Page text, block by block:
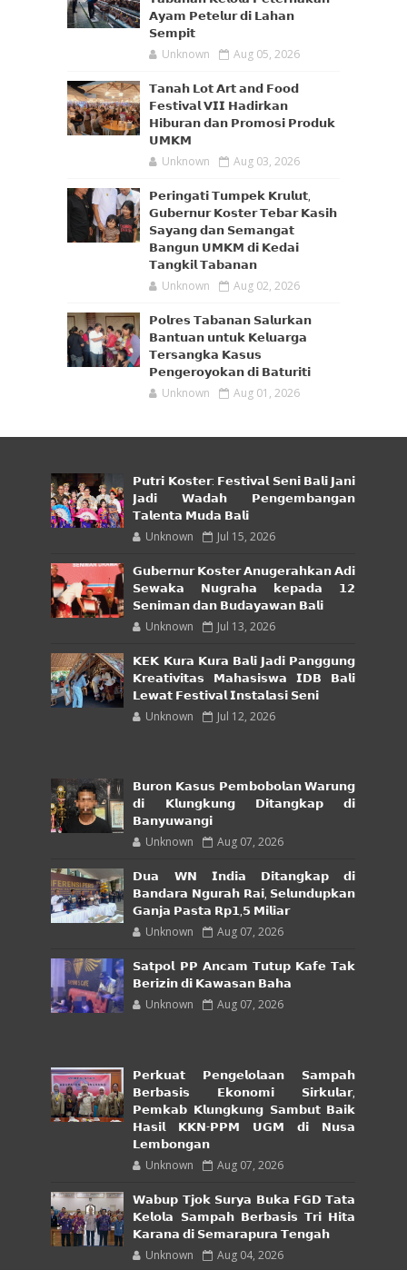
𝗔𝘆𝗮𝗺 𝗣𝗲𝘁𝗲𝗹𝘂𝗿 𝗱𝗶 𝗟𝗮𝗵𝗮𝗻
𝗦𝗲𝗺𝗽𝗶𝘁
Unknown Aug 05, 2026
𝗧𝗮𝗻𝗮𝗵 𝗟𝗼𝘁 𝗔𝗿𝘁 𝗮𝗻𝗱 𝗙𝗼𝗼𝗱
𝗙𝗲𝘀𝘁𝗶𝘃𝗮𝗹 𝗩𝗜𝗜 𝗛𝗮𝗱𝗶𝗿𝗸𝗮𝗻
𝗛𝗶𝗯𝘂𝗿𝗮𝗻 𝗱𝗮𝗻 𝗣𝗿𝗼𝗺𝗼𝘀𝗶 𝗣𝗿𝗼𝗱𝘂𝗸
𝗨𝗠𝗞𝗠
Unknown Aug 03, 2026
𝗣𝗲𝗿𝗶𝗻𝗴𝗮𝘁𝗶 𝗧𝘂𝗺𝗽𝗲𝗸 𝗞𝗿𝘂𝗹𝘂𝘁,
𝗚𝘂𝗯𝗲𝗿𝗻𝘂𝗿 𝗞𝗼𝘀𝘁𝗲𝗿 𝗧𝗲𝗯𝗮𝗿 𝗞𝗮𝘀𝗶𝗵
𝗦𝗮𝘆𝗮𝗻𝗴 𝗱𝗮𝗻 𝗦𝗲𝗺𝗮𝗻𝗴𝗮𝘁
𝗕𝗮𝗻𝗴𝘂𝗻 𝗨𝗠𝗞𝗠 𝗱𝗶 𝗞𝗲𝗱𝗮𝗶
𝗧𝗮𝗻𝗴𝗸𝗶𝗹 𝗧𝗮𝗯𝗮𝗻𝗮𝗻
Unknown Aug 02, 2026
𝗣𝗼𝗹𝗿𝗲𝘀 𝗧𝗮𝗯𝗮𝗻𝗮𝗻 𝗦𝗮𝗹𝘂𝗿𝗸𝗮𝗻
𝗕𝗮𝗻𝘁𝘂𝗮𝗻 𝘂𝗻𝘁𝘂𝗸 𝗞𝗲𝗹𝘂𝗮𝗿𝗴𝗮
𝗧𝗲𝗿𝘀𝗮𝗻𝗴𝗸𝗮 𝗞𝗮𝘀𝘂𝘀
𝗣𝗲𝗻𝗴𝗲𝗿𝗼𝘆𝗼𝗸𝗮𝗻 𝗱𝗶 𝗕𝗮𝘁𝘂𝗿𝗶𝘁𝗶
Unknown Aug 01, 2026
𝗣𝘂𝘁𝗿𝗶 𝗞𝗼𝘀𝘁𝗲𝗿: 𝗙𝗲𝘀𝘁𝗶𝘃𝗮𝗹 𝗦𝗲𝗻𝗶 𝗕𝗮𝗹𝗶 𝗝𝗮𝗻𝗶
𝗝𝗮𝗱𝗶 𝗪𝗮𝗱𝗮𝗵 𝗣𝗲𝗻𝗴𝗲𝗺𝗯𝗮𝗻𝗴𝗮𝗻
𝗧𝗮𝗹𝗲𝗻𝘁𝗮 𝗠𝘂𝗱𝗮 𝗕𝗮𝗹𝗶
Unknown Jul 15, 2026
𝗚𝘂𝗯𝗲𝗿𝗻𝘂𝗿 𝗞𝗼𝘀𝘁𝗲𝗿 𝗔𝗻𝘂𝗴𝗲𝗿𝗮𝗵𝗸𝗮𝗻 𝗔𝗱𝗶
𝗦𝗲𝘄𝗮𝗸𝗮 𝗡𝘂𝗴𝗿𝗮𝗵𝗮 𝗸𝗲𝗽𝗮𝗱𝗮 𝟭𝟮
𝗦𝗲𝗻𝗶𝗺𝗮𝗻 𝗱𝗮𝗻 𝗕𝘂𝗱𝗮𝘆𝗮𝘄𝗮𝗻 𝗕𝗮𝗹𝗶
Unknown Jul 13, 2026
𝗞𝗘𝗞 𝗞𝘂𝗿𝗮 𝗞𝘂𝗿𝗮 𝗕𝗮𝗹𝗶 𝗝𝗮𝗱𝗶 𝗣𝗮𝗻𝗴𝗴𝘂𝗻𝗴
𝗞𝗿𝗲𝗮𝘁𝗶𝘃𝗶𝘁𝗮𝘀 𝗠𝗮𝗵𝗮𝘀𝗶𝘀𝘄𝗮 𝗜𝗗𝗕 𝗕𝗮𝗹𝗶
𝗟𝗲𝘄𝗮𝘁 𝗙𝗲𝘀𝘁𝗶𝘃𝗮𝗹 𝗜𝗻𝘀𝘁𝗮𝗹𝗮𝘀𝗶 𝗦𝗲𝗻𝗶
Unknown Jul 12, 2026
𝗕𝘂𝗿𝗼𝗻 𝗞𝗮𝘀𝘂𝘀 𝗣𝗲𝗺𝗯𝗼𝗯𝗼𝗹𝗮𝗻 𝗪𝗮𝗿𝘂𝗻𝗴
𝗱𝗶 𝗞𝗹𝘂𝗻𝗴𝗸𝘂𝗻𝗴 𝗗𝗶𝘁𝗮𝗻𝗴𝗸𝗮𝗽 𝗱𝗶
𝗕𝗮𝗻𝘆𝘂𝘄𝗮𝗻𝗴𝗶
Unknown Aug 07, 2026
𝗗𝘂𝗮 𝗪𝗡 𝗜𝗻𝗱𝗶𝗮 𝗗𝗶𝘁𝗮𝗻𝗴𝗸𝗮𝗽 𝗱𝗶
𝗕𝗮𝗻𝗱𝗮𝗿𝗮 𝗡𝗴𝘂𝗿𝗮𝗵 𝗥𝗮𝗶, 𝗦𝗲𝗹𝘂𝗻𝗱𝘂𝗽𝗸𝗮𝗻
𝗚𝗮𝗻𝗷𝗮 𝗣𝗮𝘀𝘁𝗮 𝗥𝗽𝟭,𝟱 𝗠𝗶𝗹𝗶𝗮𝗿
Unknown Aug 07, 2026
𝗦𝗮𝘁𝗽𝗼𝗹 𝗣𝗣 𝗔𝗻𝗰𝗮𝗺 𝗧𝘂𝘁𝘂𝗽 𝗞𝗮𝗳𝗲 𝗧𝗮𝗸
𝗕𝗲𝗿𝗶𝘇𝗶𝗻 𝗱𝗶 𝗞𝗮𝘄𝗮𝘀𝗮𝗻 𝗕𝗮𝗵𝗮
Unknown Aug 07, 2026
𝗣𝗲𝗿𝗸𝘂𝗮𝘁 𝗣𝗲𝗻𝗴𝗲𝗹𝗼𝗹𝗮𝗮𝗻 𝗦𝗮𝗺𝗽𝗮𝗵
𝗕𝗲𝗿𝗯𝗮𝘀𝗶𝘀 𝗘𝗸𝗼𝗻𝗼𝗺𝗶 𝗦𝗶𝗿𝗸𝘂𝗹𝗮𝗿,
𝗣𝗲𝗺𝗸𝗮𝗯 𝗞𝗹𝘂𝗻𝗴𝗸𝘂𝗻𝗴 𝗦𝗮𝗺𝗯𝘂𝘁 𝗕𝗮𝗶𝗸
𝗛𝗮𝘀𝗶𝗹 𝗞𝗞𝗡-𝗣𝗣𝗠 𝗨𝗚𝗠 𝗱𝗶 𝗡𝘂𝘀𝗮
𝗟𝗲𝗺𝗯𝗼𝗻𝗴𝗮𝗻
Unknown Aug 07, 2026
𝗪𝗮𝗯𝘂𝗽 𝗧𝗷𝗼𝗸 𝗦𝘂𝗿𝘆𝗮 𝗕𝘂𝗸𝗮 𝗙𝗚𝗗 𝗧𝗮𝘁𝗮
𝗞𝗲𝗹𝗼𝗹𝗮 𝗦𝗮𝗺𝗽𝗮𝗵 𝗕𝗲𝗿𝗯𝗮𝘀𝗶𝘀 𝗧𝗿𝗶 𝗛𝗶𝘁𝗮
𝗞𝗮𝗿𝗮𝗻𝗮 𝗱𝗶 𝗦𝗲𝗺𝗮𝗿𝗮𝗽𝘂𝗿𝗮 𝗧𝗲𝗻𝗴𝗮𝗵
Unknown Aug 04, 2026